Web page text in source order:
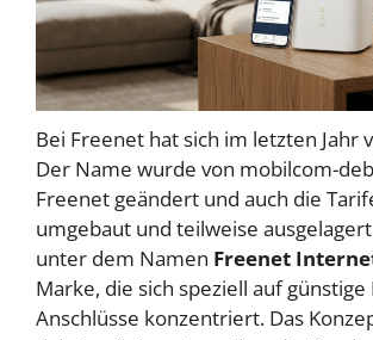
Bei Freenet hat sich im letzten Jahr
Der Name wurde von mobilcom-
Freenet geändert und auch die
umgebaut und teilweise
unter dem Namen Freenet
Marke, die sich speziell auf
Anschlüsse konzentriert. Das